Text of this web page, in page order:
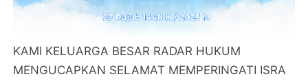
KAMI KELUARGA BESAR RADAR HUKUM
MENGUCAPKAN SELAMAT MEMPERINGATI ISRA